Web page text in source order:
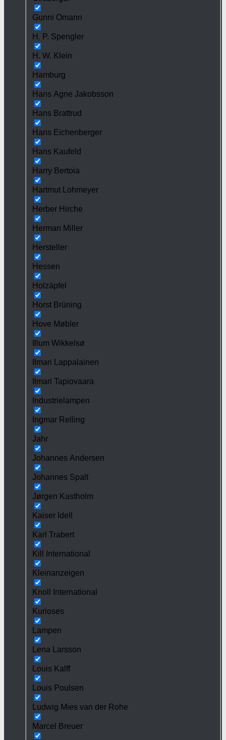
Gunni Omann
H. P. Spengler
H. W. Klein
Hamburg
Hans Agne Jakobsson
Hans Brattrud
Hans Eichenberger
Hans Kaufeld
Harry Bertoia
Hartmut Lohmeyer
Herber Hirche
Herman Miller
Hersteller
Hessen
Holzäpfel
Horst Brüning
Hove Møbler
Illum Wikkelsø
Ilmari Lappalainen
Ilmari Tapiovaara
Industrielampen
Ingmar Relling
Jahr
Johannes Andersen
Johannes Spalt
Jørgen Kastholm
Kaiser Idell
Karl Trabert
Kill International
Kleinanzeigen
Knoll International
Kurioses
Lampen
Lena Larsson
Louis Kalff
Louis Poulsen
Ludwig Mies van der Rohe
Marcel Breuer